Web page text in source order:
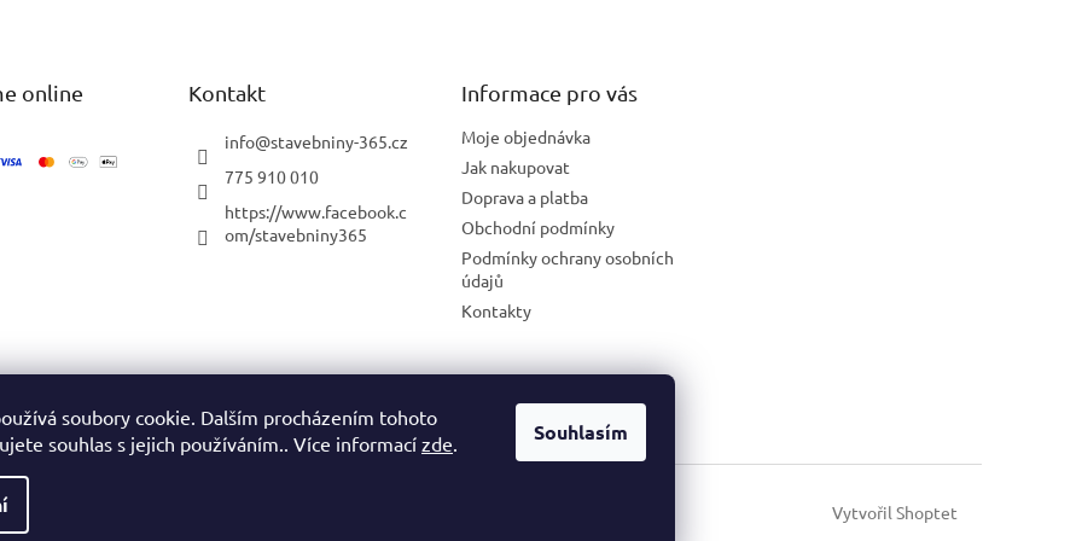
soubory cookie. Dalším procházením tohoto
souhlas s jejich používáním.. Více informací zde. Souhlasím
online
Kontakt
info@stavebniny-365.cz
775 910 010
https://www.facebook.c
om/stavebniny365
Informace pro vás
Moje objednávka
Jak nakupovat
Doprava a platba
Obchodní podmínky
Podmínky ochrany osobních
údajů
Kontakty
Vytvořil Shoptet